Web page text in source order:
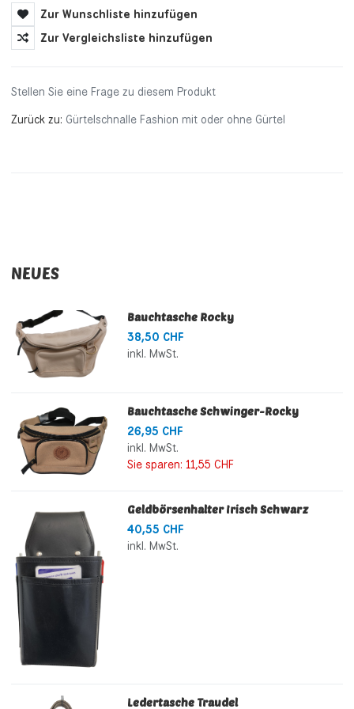
Zur Wunschliste hinzufügen
Zur Vergleichsliste hinzufügen
Stellen Sie eine Frage zu diesem Produkt
Zurück zu: Gürtelschnalle Fashion mit oder ohne Gürtel
NEUES
Bauchtasche Rocky
38,50 CHF
inkl. MwSt.
Bauchtasche Schwinger-Rocky
26,95 CHF
inkl. MwSt.
Sie sparen: 11,55 CHF
Geldbörsenhalter Irisch Schwarz
40,55 CHF
inkl. MwSt.
Ledertasche Traudel